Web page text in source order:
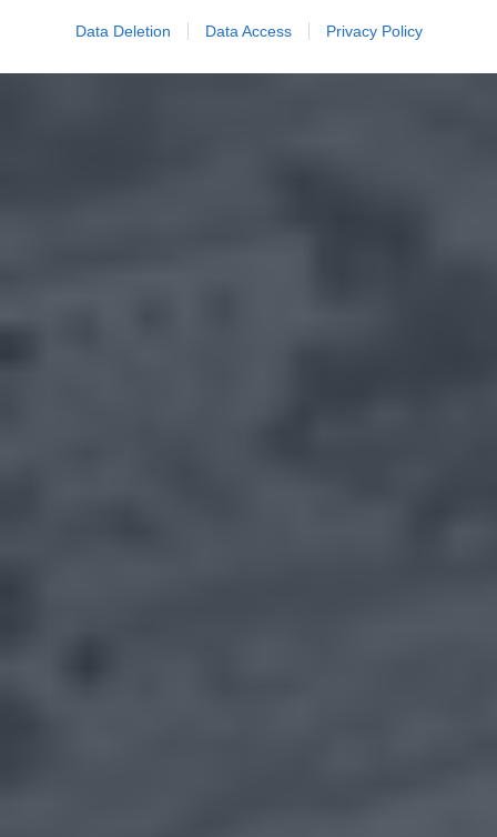
Data Deletion Data Access Privacy Policy